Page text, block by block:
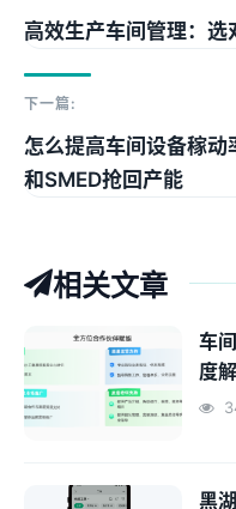
高效生产车间管理：选
下一篇:
怎么提高车间设备稼
和SMED抢回产能
相关文章
车
度
黑